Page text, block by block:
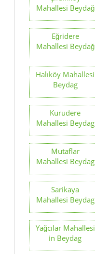
Mahallesi Beydağ
Eğridere
Mahallesi Beydağ
Halıköy Mahallesi
Beydag
Kurudere
Mahallesi Beydag
Mutaflar
Mahallesi Beydag
Sarikaya
Mahallesi Beydag
Yağcılar Mahallesi
in Beydag